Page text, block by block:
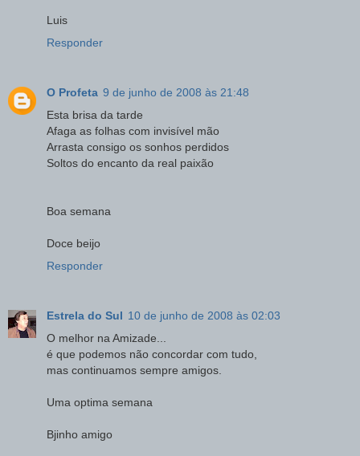
Luis
Responder
O Profeta 9 de junho de 2008 às 21:48
Esta brisa da tarde
Afaga as folhas com invisível mão
Arrasta consigo os sonhos perdidos
Soltos do encanto da real paixão
Boa semana
Doce beijo
Responder
Estrela do Sul 10 de junho de 2008 às 02:03
O melhor na Amizade...
é que podemos não concordar com tudo,
mas continuamos sempre amigos.
Uma optima semana
Bjinho amigo